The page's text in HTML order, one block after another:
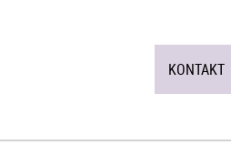
KONTAKT